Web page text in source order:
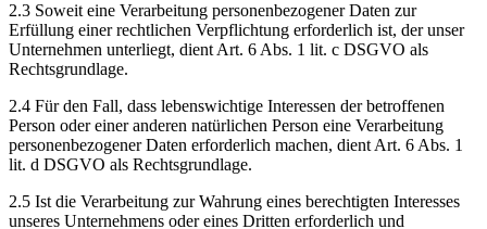
2.3 Soweit eine Verarbeitung personenbezogener Daten zur
Erfüllung einer rechtlichen Verpflichtung erforderlich ist, der unser
Unternehmen unterliegt, dient Art. 6 Abs. 1 lit. c DSGVO als
Rechtsgrundlage.
2.4 Für den Fall, dass lebenswichtige Interessen der betroffenen
Person oder einer anderen natürlichen Person eine Verarbeitung
personenbezogener Daten erforderlich machen, dient Art. 6 Abs. 1
lit. d DSGVO als Rechtsgrundlage.
2.5 Ist die Verarbeitung zur Wahrung eines berechtigten Interesses
unseres Unternehmens oder eines Dritten erforderlich und